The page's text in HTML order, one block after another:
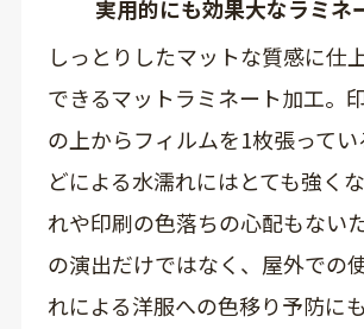
実用的にも効果大なラミネ
しっとりしたマットな質感に仕
できるマットラミネート加工。
の上からフィルムを1枚張って
どによる水濡れにはとても強く
れや印刷の色落ちの心配もない
の演出だけではなく、屋外での
れによる洋服への色移り予防に